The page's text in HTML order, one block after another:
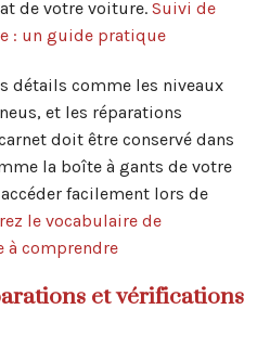
de votre voiture. Suivi de
: un guide pratique
détails comme les niveaux
et les réparations
doit être conservé dans
la boîte à gants de votre
facilement lors de
le vocabulaire de
comprendre
et vérifications